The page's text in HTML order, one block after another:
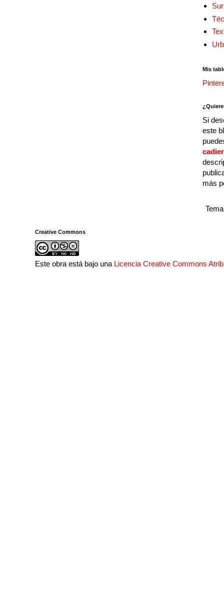
Mis
Si
este
más
Creative Commons
Este obra está bajo una Licencia Creative Commons